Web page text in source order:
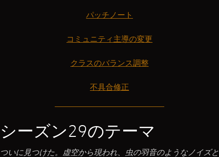
パッチノート
コミュニティ主導の変更
クラスのバランス調整
不具合修正
シーズン29のテーマ
ついに見つけた。虚空から現われ、虫の羽音のようなノイズと